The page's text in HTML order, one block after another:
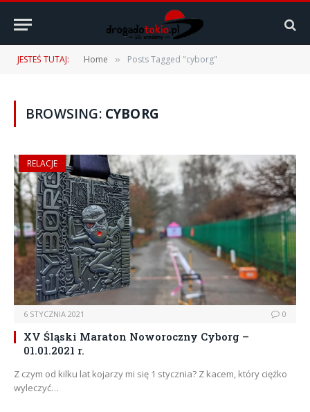
JESTEŚ TUTAJ: Home » Posts Tagged "cyborg"
BROWSING: CYBORG
RELACJE
6 STYCZNIA 2021 0
XV Śląski Maraton Noworoczny Cyborg –
01.01.2021 r.
Z czym od kilku lat kojarzy mi się 1 stycznia? Z kacem, który ciężko
wyleczyć…